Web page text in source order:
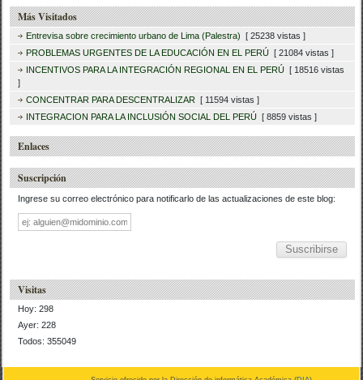
Más Visitados
Entrevisa sobre crecimiento urbano de Lima (Palestra) [ 25238 vistas ]
PROBLEMAS URGENTES DE LA EDUCACIÓN EN EL PERÚ [ 21084 vistas ]
INCENTIVOS PARA LA INTEGRACIÓN REGIONAL EN EL PERÚ [ 18516 vistas
]
CONCENTRAR PARA DESCENTRALIZAR [ 11594 vistas ]
INTEGRACION PARA LA INCLUSIÓN SOCIAL DEL PERÚ [ 8859 vistas ]
Enlaces
Suscripción
Ingrese su correo electrónico para notificarlo de las actualizaciones de este blog:
Dirección
de
correo
Visitas
Hoy: 298
Ayer: 228
Todos: 355049